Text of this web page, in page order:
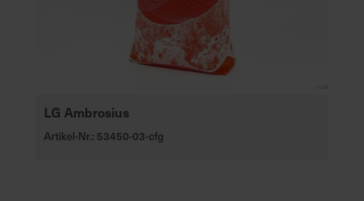
LG Ambrosius
Artikel-Nr.: 53450-03-cfg